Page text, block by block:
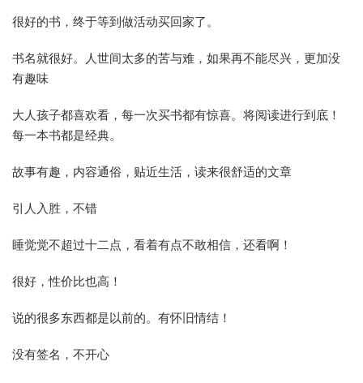
很好的书，终于等到做活动买回家了。
书名就很好。人世间太多的苦与难，如果再不能尽兴，更加没
有趣味
大人孩子都喜欢看，每一次买书都有惊喜。将阅读进行到底！
每一本书都是经典。
故事有趣，内容通俗，贴近生活，读来很舒适的文章
引人入胜，不错
睡觉觉不超过十二点，看着有点不敢相信，还看啊！
很好，性价比也高！
说的很多东西都是以前的。有怀旧情结！
没有签名，不开心